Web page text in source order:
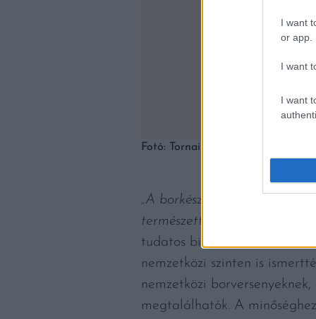
I want
or app.
I want
I want
Fotó: Tornai Pincészet
„A borkészítés ma is
természettel nem harcolni
tudatos birtoképítésnek és a
nemzetközi szinten is
nemzetközi
megtalálhatók. A